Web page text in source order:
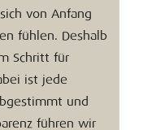
von Anfang
fühlen. Deshalb
Schritt für
ist jede
und
führen wir